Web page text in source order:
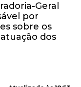
Geral
por
sobre os
dos